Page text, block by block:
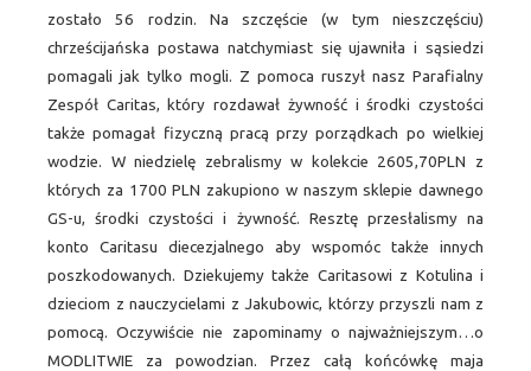
zostało 56 rodzin. Na szczęście (w tym nieszczęściu)
chrześcijańska postawa natchymiast się ujawniła i sąsiedzi
pomagali jak tylko mogli. Z pomoca ruszył nasz Parafialny
Zespół Caritas, który rozdawał żywność i środki czystości
także pomagał fizyczną pracą przy porządkach po wielkiej
wodzie. W niedzielę zebralismy w kolekcie 2605,70PLN z
których za 1700 PLN zakupiono w naszym sklepie dawnego
GS-u, środki czystości i żywność. Resztę przesłalismy na
konto Caritasu diecezjalnego aby wspomóc także innych
poszkodowanych. Dziekujemy także Caritasowi z Kotulina i
dzieciom z nauczycielami z Jakubowic, którzy przyszli nam z
pomocą. Oczywiście nie zapominamy o najważniejszym…o
MODLITWIE za powodzian. Przez całą końcówkę maja